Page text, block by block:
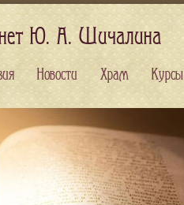
Ю. А. Шичалина
Новости Храм Курсы